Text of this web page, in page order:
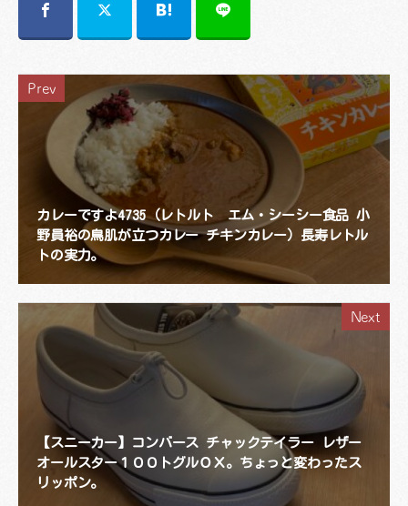
Prev
カレーですよ4735（レトルト エム・シーシー食品 小
野員裕の鳥肌が立つカレー チキンカレー）長寿レトル
トの実力。
Next
【スニーカー】コンバース チャックテイラー レザー
オールスター１００トグルＯＸ。ちょっと変わったス
リッポン。